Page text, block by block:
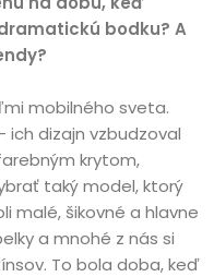
bodku? A
mobilného sveta.
ich dizajn vzbudzoval
krytom,
taký model, ktorý
malé, šikovné a hlavne
a mnohé z nás si
To bola doba, keď